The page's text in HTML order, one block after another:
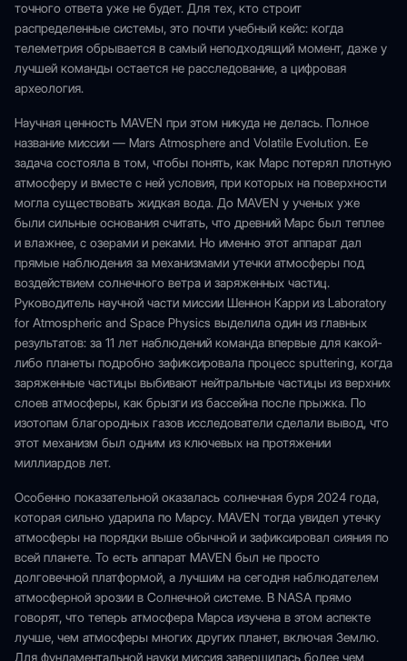
точного ответа уже не будет. Для тех, кто строит
распределенные системы, это почти учебный кейс: когда
телеметрия обрывается в самый неподходящий момент, даже у
лучшей команды остается не расследование, а цифровая
археология.
Научная ценность MAVEN при этом никуда не делась. Полное
название миссии — Mars Atmosphere and Volatile Evolution. Ее
задача состояла в том, чтобы понять, как Марс потерял плотную
атмосферу и вместе с ней условия, при которых на поверхности
могла существовать жидкая вода. До MAVEN у ученых уже
были сильные основания считать, что древний Марс был теплее
и влажнее, с озерами и реками. Но именно этот аппарат дал
прямые наблюдения за механизмами утечки атмосферы под
воздействием солнечного ветра и заряженных частиц.
Руководитель научной части миссии Шеннон Карри из Laboratory
for Atmospheric and Space Physics выделила один из главных
результатов: за 11 лет наблюдений команда впервые для какой-
либо планеты подробно зафиксировала процесс sputtering, когда
заряженные частицы выбивают нейтральные частицы из верхних
слоев атмосферы, как брызги из бассейна после прыжка. По
изотопам благородных газов исследователи сделали вывод, что
этот механизм был одним из ключевых на протяжении
миллиардов лет.
Особенно показательной оказалась солнечная буря 2024 года,
которая сильно ударила по Марсу. MAVEN тогда увидел утечку
атмосферы на порядки выше обычной и зафиксировал сияния по
всей планете. То есть аппарат MAVEN был не просто
долговечной платформой, а лучшим на сегодня наблюдателем
атмосферной эрозии в Солнечной системе. В NASA прямо
говорят, что теперь атмосфера Марса изучена в этом аспекте
лучше, чем атмосферы многих других планет, включая Землю.
Для фундаментальной науки миссия завершилась более чем